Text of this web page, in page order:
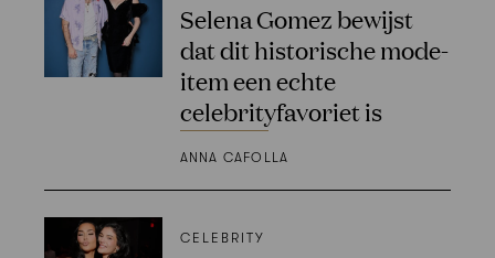
Selena Gomez bewijst
dat dit historische mode-
item een echte
celebrityfavoriet is
ANNA CAFOLLA
CELEBRITY